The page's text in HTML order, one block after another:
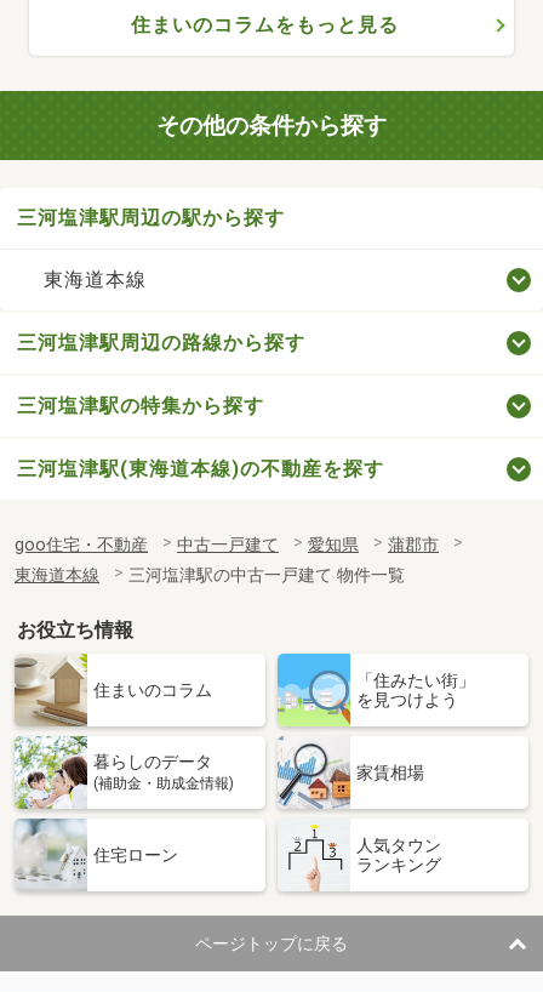
住まいのコラムをもっと見る
その他の条件から探す
三河塩津駅周辺の駅から探す
東海道本線
三河塩津駅周辺の路線から探す
三河塩津駅の特集から探す
三河塩津駅(東海道本線)の不動産を探す
goo住宅・不動産 中古一戸建て 愛知県
蒲郡市
東海道本線
三河塩津駅の中古一戸建て 物件一覧
お役立ち情報
住まいのコラム
「住みたい街」
を見つけよう
暮らしのデータ
(補助金・助成金情報)
家賃相場
住宅ローン
人気タウン
ランキング
ページトップに戻る